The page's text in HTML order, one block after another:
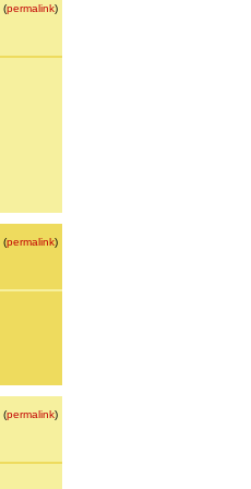
(permalink)
(permalink)
(permalink)